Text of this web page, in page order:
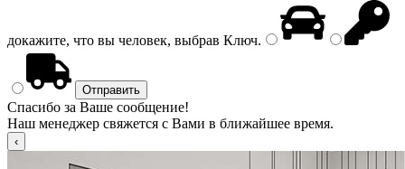
докажите, что вы человек, выбрав Ключ.
Спасибо за Ваше сообщение!
Наш менеджер свяжется с Вами в ближайшее время.